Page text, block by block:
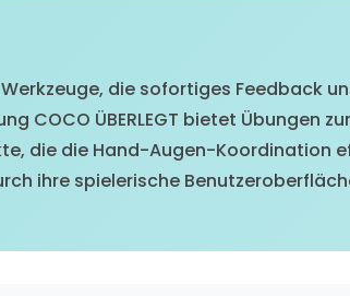
die sofortiges Feedback
COCO ÜBERLEGT bietet Übungen
die die Hand-Augen-Koordination
ihre spielerische